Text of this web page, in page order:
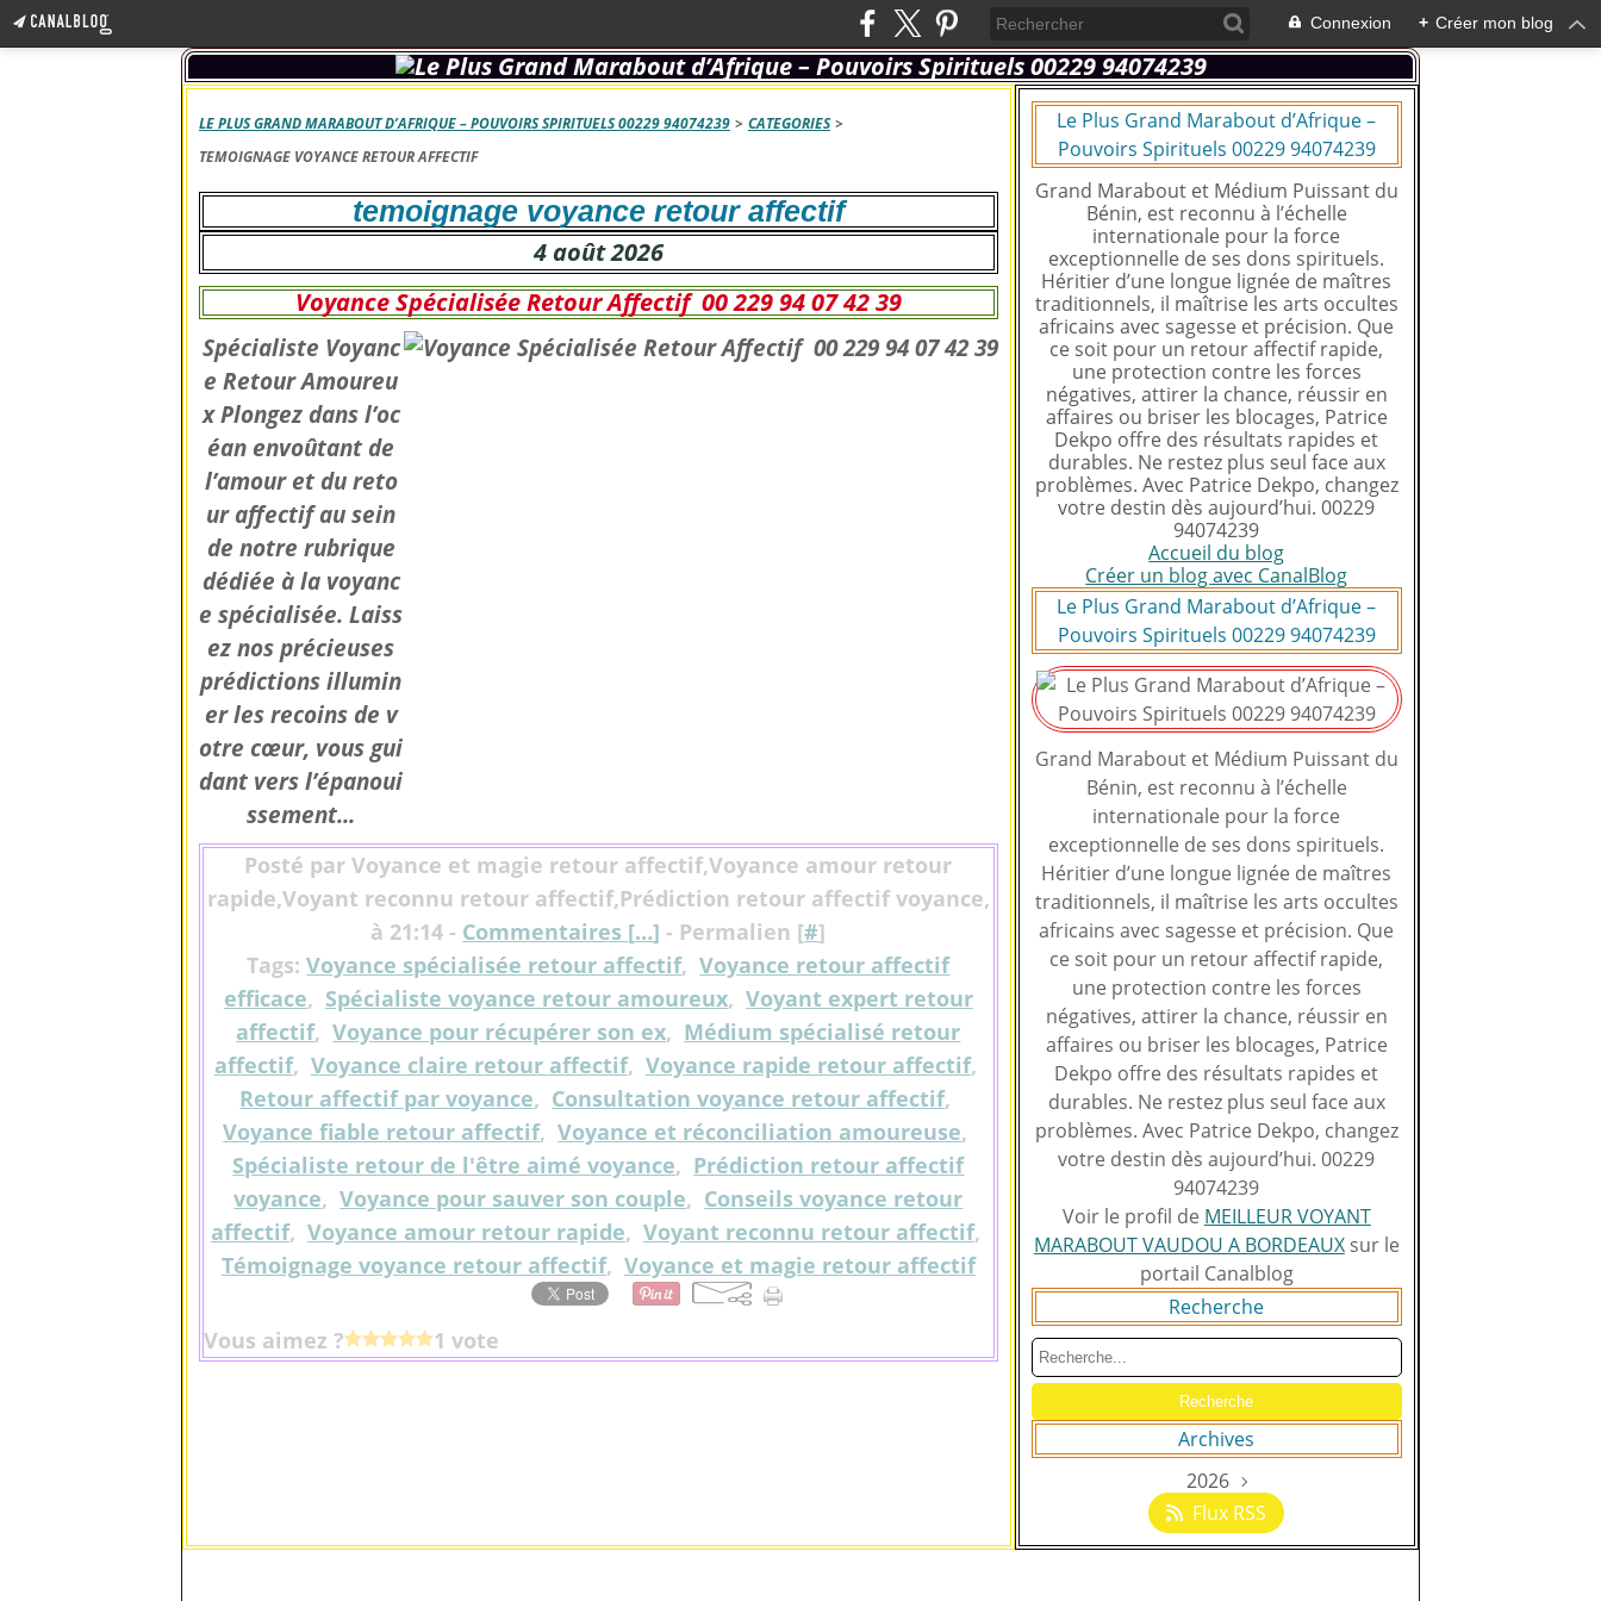
Connexion + Créer mon blog
LE PLUS GRAND MARABOUT D’AFRIQUE – POUVOIRS SPIRITUELS 00229 94074239 > CATEGORIES >
TEMOIGNAGE VOYANCE RETOUR AFFECTIF
temoignage voyance retour affectif
4 août 2026
Voyance Spécialisée Retour Affectif 00 229 94 07 42 39
Spécialiste Voyanc
e Retour Amoureu
x Plongez dans l’oc
éan envoûtant de
l’amour et du reto
ur affectif au sein
de notre rubrique
dédiée à la voyanc
e spécialisée. Laiss
ez nos précieuses
prédictions illumin
er les recoins de v
otre cœur, vous gui
dant vers l’épanoui
ssement...
Posté par Voyance et magie retour affectif,Voyance amour retour
rapide,Voyant reconnu retour affectif,Prédiction retour affectif voyance,
à 21:14 - Commentaires […] - Permalien [#]
Tags:Voyance spécialisée retour affectif,Voyance retour affectif
efficace, Spécialiste voyance retour amoureux, Voyant expert retour
affectif,Voyance pour récupérer son ex, Médium spécialisé retour
affectif, Voyance claire retour affectif, Voyance rapide retour affectif,
Retour affectif par voyance, Consultation voyance retour affectif,
Voyance fiable retour affectif,Voyance et réconciliation amoureuse,
Spécialiste retour de l'être aimé voyance, Prédiction retour affectif
voyance,Voyance pour sauver son couple, Conseils voyance retour
affectif, Voyance amour retour rapide, Voyant reconnu retour affectif,
Témoignage voyance retour affectif, Voyance et magie retour affectif
Vous aimez ? 1 vote
Le Plus Grand Marabout d’Afrique –
Pouvoirs Spirituels 00229 94074239
Grand Marabout et Médium Puissant du
Bénin, est reconnu à l’échelle
internationale pour la force
exceptionnelle de ses dons spirituels.
Héritier d’une longue lignée de maîtres
traditionnels, il maîtrise les arts occultes
africains avec sagesse et précision. Que
ce soit pour un retour affectif rapide,
une protection contre les forces
négatives, attirer la chance, réussir en
affaires ou briser les blocages, Patrice
Dekpo offre des résultats rapides et
durables. Ne restez plus seul face aux
problèmes. Avec Patrice Dekpo, changez
votre destin dès aujourd’hui. 00229
94074239
Accueil du blog
Créer un blog avec CanalBlog
Le Plus Grand Marabout d’Afrique –
Pouvoirs Spirituels 00229 94074239
Grand Marabout et Médium Puissant du
Bénin, est reconnu à l’échelle
internationale pour la force
exceptionnelle de ses dons spirituels.
Héritier d’une longue lignée de maîtres
traditionnels, il maîtrise les arts occultes
africains avec sagesse et précision. Que
ce soit pour un retour affectif rapide,
une protection contre les forces
négatives, attirer la chance, réussir en
affaires ou briser les blocages, Patrice
Dekpo offre des résultats rapides et
durables. Ne restez plus seul face aux
problèmes. Avec Patrice Dekpo, changez
votre destin dès aujourd’hui. 00229
94074239
Voir le profil de MEILLEUR VOYANT
MARABOUT VAUDOU A BORDEAUXsur le
portail Canalblog
Recherche
Archives
2026
Août(129)
Flux RSS